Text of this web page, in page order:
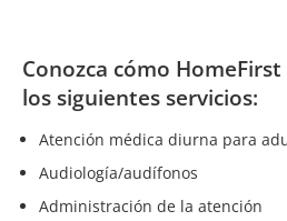
Conozca cómo
los siguientes servicios:
Atención médica diurna para
Audiología/audífonos
Administración de la atención